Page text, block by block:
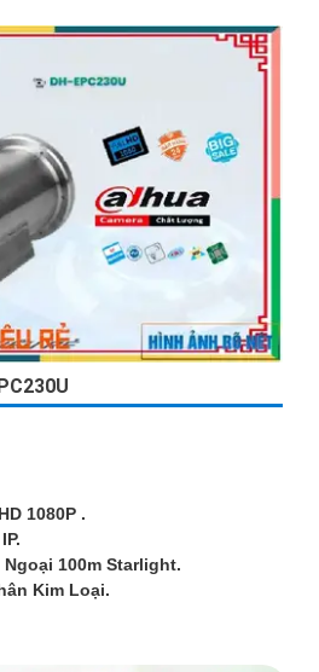
1080P .
IP.
Ngoại 100m Starlight.
Kim Loại.